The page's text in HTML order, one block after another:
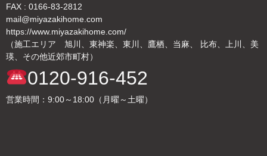
FAX : 0166-83-2812
mail@miyazakihome.com
https://www.miyazakihome.com/
（施工エリア 旭川、東神楽、東川、鷹栖、当麻、 比布、上川、美
瑛、その他近郊市町村）
0120-916-452
営業時間：9:00～18:00（月曜～土曜）